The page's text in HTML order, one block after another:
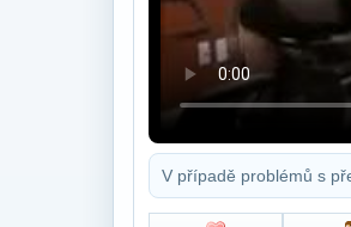
V případě problémů s